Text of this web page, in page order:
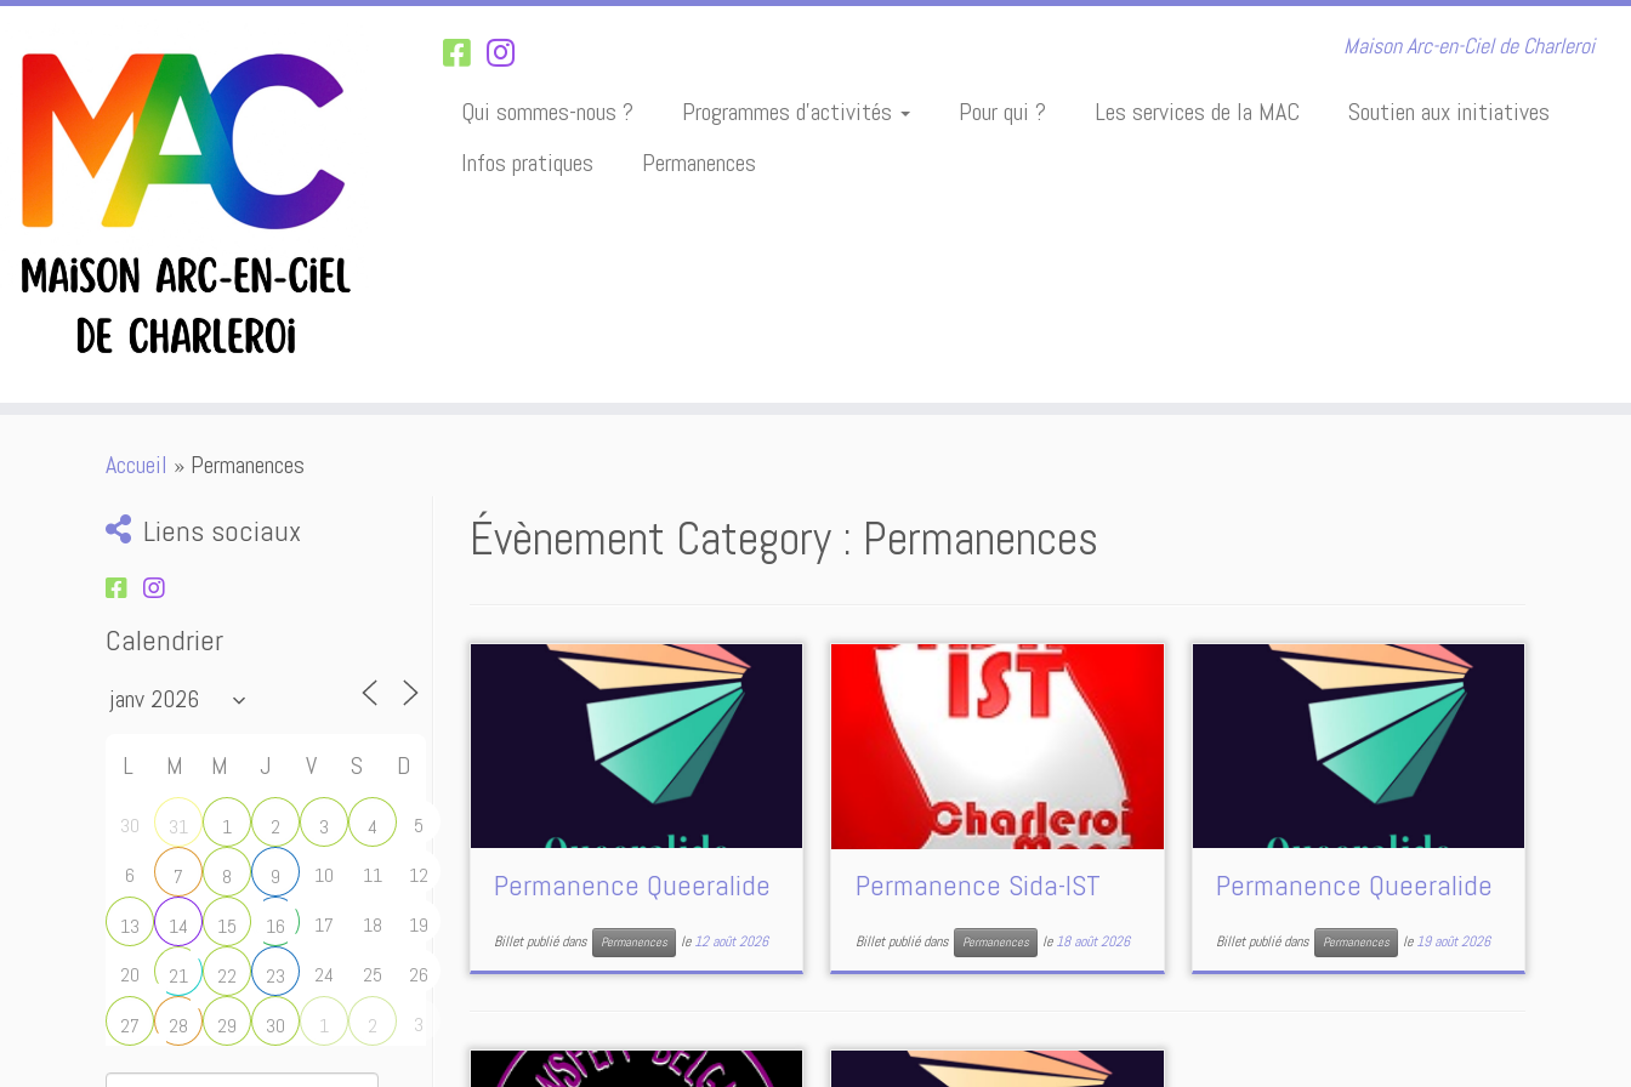
Maison Arc-en-Ciel de Charleroi
Qui sommes-nous ? Programmes d’activités Pour qui ? Les services de la MAC
Soutien aux initiatives
Infos pratiques
Permanences
Accueil » Permanences
Liens sociaux
Calendrier
L M M J V S D
30 31 1 2 3 4
5
6
7 8 9 10 11
12
13
14 15 16 17 18
19
20
21 22 23 24 25
26
27
28 29 30 1 2 3
Évènement Category : Permanences
Permanence Queeralide
Billet publié dans Permanences le12 août 2026
Permanence Sida-IST
Billet publié dans Permanences le18 août 2026
Permanence Queeralide
Billet publié dans Permanences le19 août 2026